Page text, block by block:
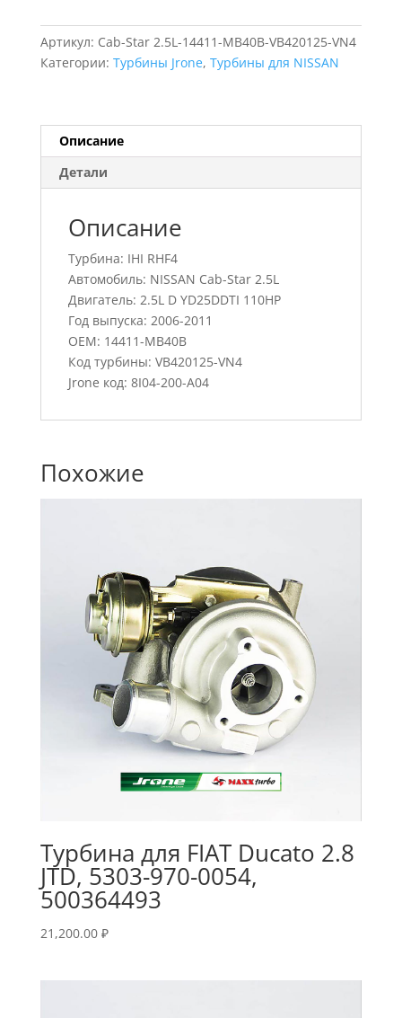
Cab-
VN4,
14411-
MB40B
Артикул: Cab-Star 2.5L-14411-MB40B-VB420125-VN4
Категории: Турбины Jrone, Турбины для NISSAN
Описание
Детали
Описание
Турбина: IHI RHF4
Автомобиль: NISSAN Cab-Star 2.5L
Двигатель: 2.5L D YD25DDTI 110HP
Год выпуска: 2006-2011
OEM: 14411-MB40B
Код турбины: VB420125-VN4
Jrone код: 8I04-200-A04
Похожие
Турбина для FIAT Ducato 2.8
JTD, 5303-970-0054,
500364493
21,200.00 ₽